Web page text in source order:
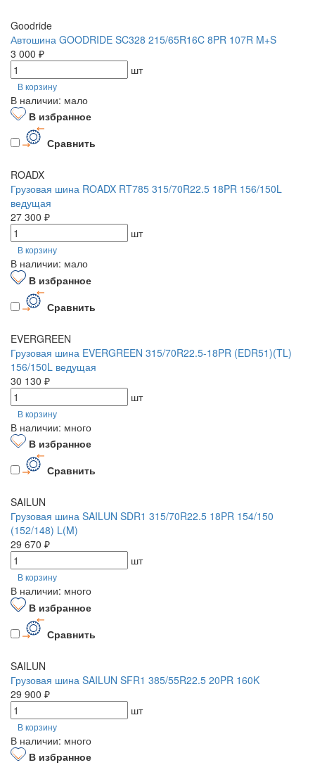
Goodride
Автошина GOODRIDE SC328 215/65R16C 8PR 107R M+S
3 000 ₽
шт
В корзину
В наличии: мало
В избранное
Сравнить
ROADX
Грузовая шина ROADX RT785 315/70R22.5 18PR 156/150L
ведущая
27 300 ₽
шт
В корзину
В наличии: мало
В избранное
Сравнить
EVERGREEN
Грузовая шина EVERGREEN 315/70R22.5-18PR (EDR51)(TL)
156/150L ведущая
30 130 ₽
шт
В корзину
В наличии: много
В избранное
Сравнить
SAILUN
Грузовая шина SAILUN SDR1 315/70R22.5 18PR 154/150
(152/148) L(M)
29 670 ₽
шт
В корзину
В наличии: много
В избранное
Сравнить
SAILUN
Грузовая шина SAILUN SFR1 385/55R22.5 20PR 160K
29 900 ₽
шт
В корзину
В наличии: много
В избранное